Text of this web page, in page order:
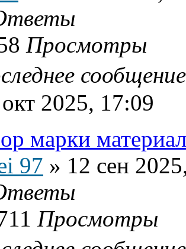
Просмотры
2025, 17:09
марки
97 » 12 сен
Просмотры